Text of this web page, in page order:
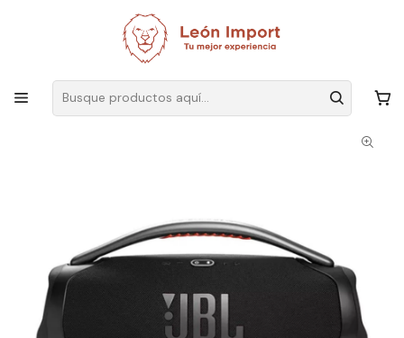
Envíos GRATIS
Audio y Video Parlantes
Altavoz JBL Boombox 3 negro con Bluetooth y resistente al agua -